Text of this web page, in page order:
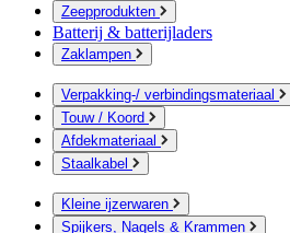
Zeepprodukten
Batterij & batterijladers
Zaklampen
Verpakking-/ verbindingsmateriaal
Touw / Koord
Afdekmateriaal
Staalkabel
Kleine ijzerwaren
Spijkers, Nagels & Krammen